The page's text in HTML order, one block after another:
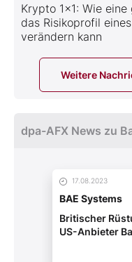
Krypto 1x1: Wie
das Risikoprofil
verändern kann
Weitere
dpa-AFX News zu
17.08.2023
BAE Systems
Britischer
US-Anbieter